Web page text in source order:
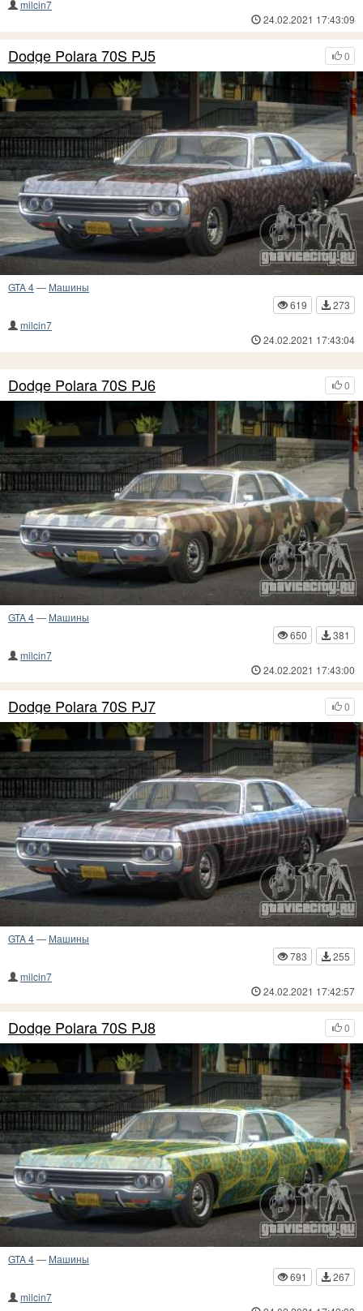
milcin7
24.02.2021 17:43:09
0
Dodge Polara 70S PJ5
GTA 4— Машины
619
273
milcin7
24.02.2021 17:43:04
0
Dodge Polara 70S PJ6
GTA 4— Машины
650
381
milcin7
24.02.2021 17:43:00
0
Dodge Polara 70S PJ7
GTA 4— Машины
783
255
milcin7
24.02.2021 17:42:57
0
Dodge Polara 70S PJ8
GTA 4— Машины
691
267
milcin7